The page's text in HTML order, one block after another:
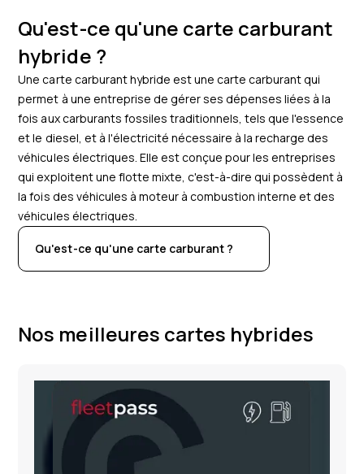
Qu'est-ce qu'une carte carburant
hybride ?
Une carte carburant hybride est une carte carburant qui
permet à une entreprise de gérer ses dépenses liées à la
fois aux carburants fossiles traditionnels, tels que l'essence
et le diesel, et à l'électricité nécessaire à la recharge des
véhicules électriques. Elle est conçue pour les entreprises
qui exploitent une flotte mixte, c'est-à-dire qui possèdent à
la fois des véhicules à moteur à combustion interne et des
véhicules électriques.
Qu'est-ce qu'une carte carburant ?
Nos meilleures cartes hybrides